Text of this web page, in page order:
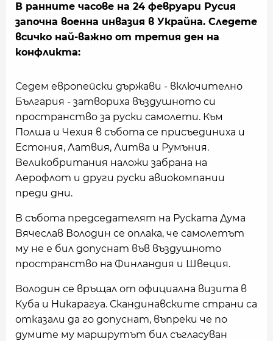
В ранните часове на 24 февруари Русия
започна военна инвазия в Украйна. Следете
всичко най-важно от третия ден на
конфликта:
Седем европейски държави - включително
България - затвориха въздушното си
пространство за руски самолети. Към
Полша и Чехия в събота се присъединиха и
Естония, Латвия, Литва и Румъния.
Великобритания наложи забрана на
Аерофлот и други руски авиокомпании
преди дни.
В събота председателят на Руската Дума
Вячеслав Володин се оплака, че самолетът
му не е бил допуснат във въздушното
пространство на Финландия и Швеция.
Володин се връщал от официална визита в
Куба и Никарагуа. Скандинавските страни са
отказали да го допуснат, въпреки че по
думите му маршрутът бил съгласуван